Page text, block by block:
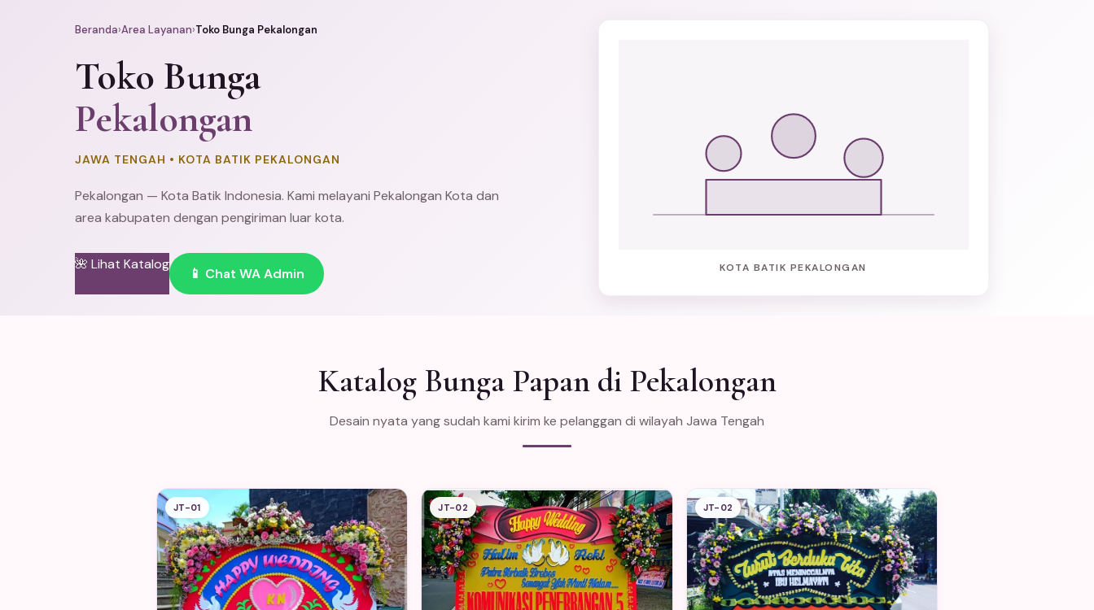
Beranda›Area Layanan›Toko Bunga Pekalongan
Toko Bunga
Pekalongan
JAWA TENGAH • KOTA BATIK PEKALONGAN
Pekalongan — Kota Batik Indonesia. Kami melayani Pekalongan Kota dan
area kabupaten dengan pengiriman luar kota.
🌺 Lihat Katalog
📱 Chat WA Admin KOTA BATIK PEKALONGAN
Katalog Bunga Papan di Pekalongan
Desain nyata yang sudah kami kirim ke pelanggan di wilayah Jawa Tengah
JT-01 JT-02 JT-02